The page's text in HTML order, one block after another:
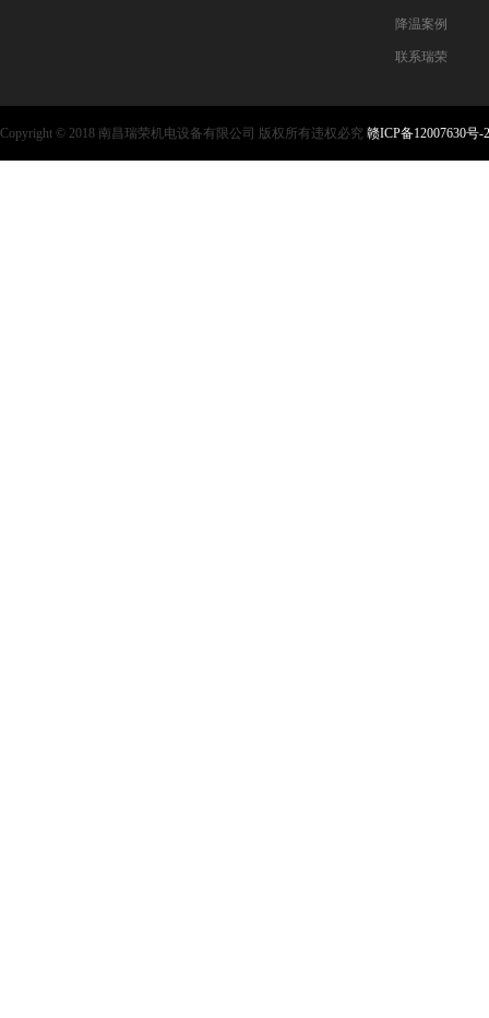
降温案例
联系瑞荣
Copyright © 2018 南昌瑞荣机电设备有限公司 版权所有违权必究 赣ICP备12007630号-2